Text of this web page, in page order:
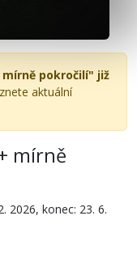
pokročilí" již
aktuální
mírně
2026, konec: 23. 6.